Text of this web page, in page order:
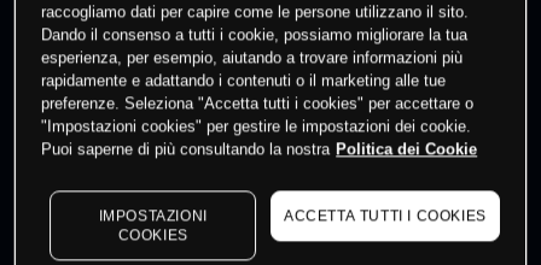
Fai trading
I prezzi sono solo indicativi. Accediper vedere gli ultimi
dati di mercato
to see latest market data
raccogliamo dati per capire come le persone utilizzano il sito.
Dando il consenso a tutti i cookie, possiamo migliorare la tua
esperienza, per esempio, aiutando a trovare informazioni più
rapidamente e adattando i contenuti o il marketing alle tue
preferenze. Seleziona "Accetta tutti i cookies" per accettare o
"Impostazioni cookies" per gestire le impostazioni dei cookie.
Puoi saperne di più consultando la nostra Politica dei Cookie
IMPOSTAZIONI
COOKIES
ACCETTA TUTTI I COOKIES